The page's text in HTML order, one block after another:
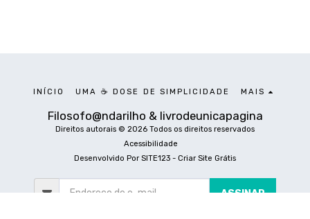
Filosofo@ndarilho & livrodeunicapagina
Direitos autorais © 2026 Todos os direitos reservados
Acessibilidade
Desenvolvido PorSITE123 - Criar Site Grátis
INÍCIO UMA ☕ DOSE DE SIMPLICIDADE MAIS
ASSINAR